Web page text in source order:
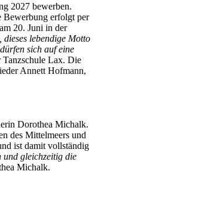
2027 bewerben.
Bewerbung erfolgt per
20. Juni in der
dieses lebendige Motto
sich auf eine
Tanzschule Lax. Die
Annett Hofmann,
Dorothea Michalk.
des Mittelmeers und
ist damit vollständig
und gleichzeitig die
Michalk.